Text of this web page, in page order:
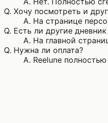
Q. Хочу посмотреть и
A. На странице
Q. Есть ли другие
A. На главной
Q. Нужна ли оплата?
A. Reelune